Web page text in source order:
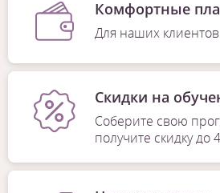
Комфортные
Для наших
Скидки на
Соберите свою
получите скидку до